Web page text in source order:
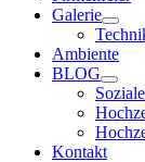
Galerie
Ambiente
BLOG
Kontakt